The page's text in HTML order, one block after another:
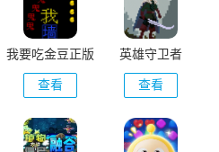
我要吃金豆正版
查看
英雄守卫者
查看